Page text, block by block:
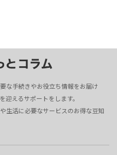
な手続きやお役立ち情報をお届け
迎えるサポートをします。
生活に必要なサービスのお得な豆知